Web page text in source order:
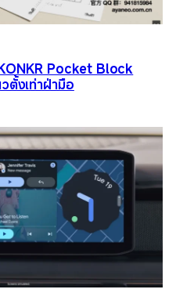
Pocket Block
ตั้งเท่าฝ่ามือ